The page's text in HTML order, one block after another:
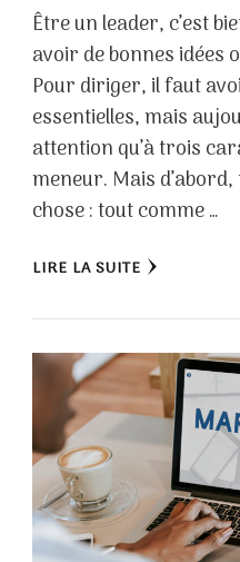
Être un leader, c’est
avoir de bonnes idées
Pour diriger, il faut
essentielles, mais
attention qu’à trois
meneur. Mais
chose : tout comme …
LIRE LA SUITE